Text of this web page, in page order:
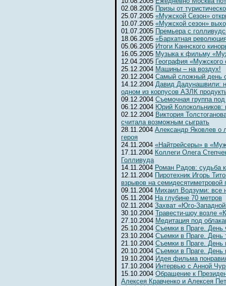
02.08.2005 Призы от
25.07.2005 «Мужской Сезон»
10.07.2005 «Мужской сезон»
01.07.2005 Премьера с
18.06.2005 «Бархатная
05.06.2005 Итоги Каннского
16.05.2005 Музыка к фильму
12.04.2005 География «Мужского
25.12.2004 Машины – на воздух!
20.12.2004 Самый сложный день
14.12.2004 Давид Дадунашвили:
одном из корпусов АЗЛК
09.12.2004 Съемочная группа
06.12.2004 Юрий Колокольников:
02.12.2004 Виктория
считала возможным сыграть
28.11.2004 Александр Яковлев о
героя
24.11.2004 «Найтрейсеры» в
17.11.2004 Коллеги Олега
Голливуда
14.11.2004 Роман Радов: судьба
12.11.2004 Пиротехник Игорь
взрывов на семидесятиметровой
09.11.2004 Михаил Водзуми: все
05.11.2004 На глубине 70 метров
02.11.2004 Захват «Юго-
30.10.2004 Травести-шоу возле
27.10.2004 Медитация под
25.10.2004 Съемки в Праге. День
23.10.2004 Съемки в Праге. День
21.10.2004 Съемки в Праге. День
20.10.2004 Съемки в Праге. День
19.10.2004 Идея фильма
17.10.2004 Интервью с Анной
15.10.2004 Обращение к
Алексея Кравченко и Алексея